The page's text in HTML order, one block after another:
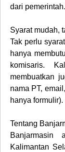
dari pemerintah.
Syarat mudah,
Tak perlu
hanya
komisaris.
membuatkan
nama PT,
hanya formulir).
Tentang
Kalimantan